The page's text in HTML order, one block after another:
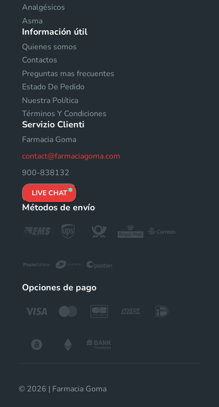
Analgésicos
Asma
Información útil
Quienes somos
Contactos
Preguntas mas frecuentes
Estado De Pedido
Nuestra Política
Términos Y Condiciones
Servizio Clienti
Farmacia Goma
contact@farmaciagoma.com
900-838132
LIVE CHAT
Métodos de envío
Opciones de pago
© 2026 | Farmacia Goma